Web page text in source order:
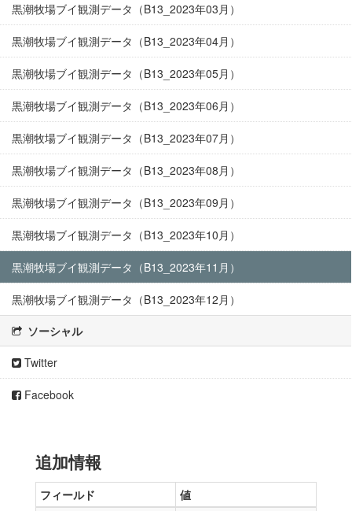
黒潮牧場ブイ観測データ（B13_2023年03月）
黒潮牧場ブイ観測データ（B13_2023年04月）
黒潮牧場ブイ観測データ（B13_2023年05月）
黒潮牧場ブイ観測データ（B13_2023年06月）
黒潮牧場ブイ観測データ（B13_2023年07月）
黒潮牧場ブイ観測データ（B13_2023年08月）
黒潮牧場ブイ観測データ（B13_2023年09月）
黒潮牧場ブイ観測データ（B13_2023年10月）
黒潮牧場ブイ観測データ（B13_2023年11月）
黒潮牧場ブイ観測データ（B13_2023年12月）
ソーシャル
Twitter
Facebook
追加情報
フィールド
値